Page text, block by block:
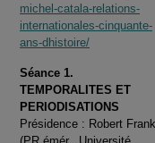
michel-catala-relations-
internationales-cinquante-
ans-dhistoire/
Séance 1.
TEMPORALITES ET
PERIODISATIONS
Présidence : Robert Frank